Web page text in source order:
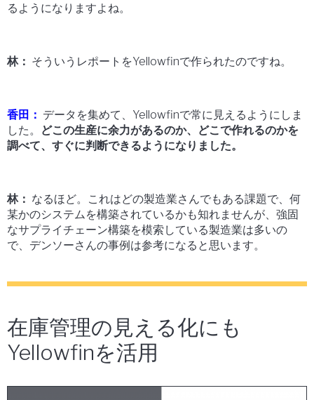
るようになりますよね。
林： そういうレポートをYellowfinで作られたのですね。
香田： データを集めて、Yellowfinで常に見えるようにしま
した。
どこの生産に余力があるのか、どこで作れるのかを
調べて、すぐに判断できるようになりました。
林： なるほど。これはどの製造業さんでもある課題で、何
某かのシステムを構築されているかも知れませんが、強固
なサプライチェーン構築を模索している製造業は多いの
で、デンソーさんの事例は参考になると思います。
在庫管理の見える化にも
Yellowfinを活用